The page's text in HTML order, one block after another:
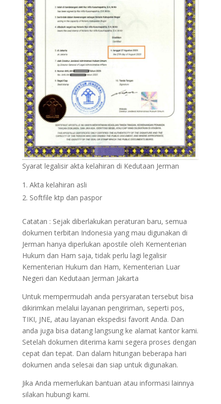
Syarat legalisir akta kelahiran di Kedutaan Jerman
Akta kelahiran asli
Softfile ktp dan paspor
Catatan : Sejak diberlakukan peraturan baru, semua
dokumen terbitan Indonesia yang mau digunakan di
Jerman hanya diperlukan apostile oleh Kementerian
Hukum dan Ham saja, tidak perlu lagi legalisir
Kementerian Hukum dan Ham, Kementerian Luar
Negeri dan Kedutaan Jerman Jakarta
Untuk mempermudah anda persyaratan tersebut bisa
dikirimkan melalui layanan pengiriman, seperti pos,
TIKI, JNE, atau layanan ekspedisi favorit Anda. Dan
anda juga bisa datang langsung ke alamat kantor kami.
Setelah dokumen diterima kami segera proses dengan
cepat dan tepat. Dan dalam hitungan beberapa hari
dokumen anda selesai dan siap untuk digunakan.
Jika Anda memerlukan bantuan atau informasi lainnya
silakan hubungi kami.